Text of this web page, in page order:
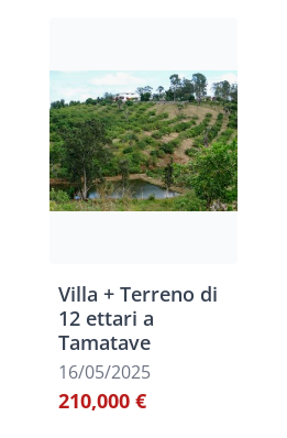
Villa + Terreno di
12 ettari a
Tamatave
16/05/2025
210,000 €